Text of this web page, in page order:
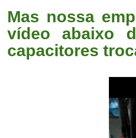
Mas nossa
vídeo abaixo
capacitores